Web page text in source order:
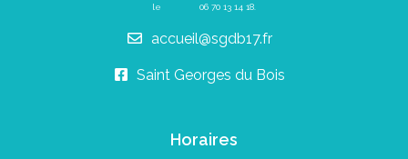
le 06 70 13 14 18
accueil@sgdb17.fr
Saint Georges du Bois
Horaires